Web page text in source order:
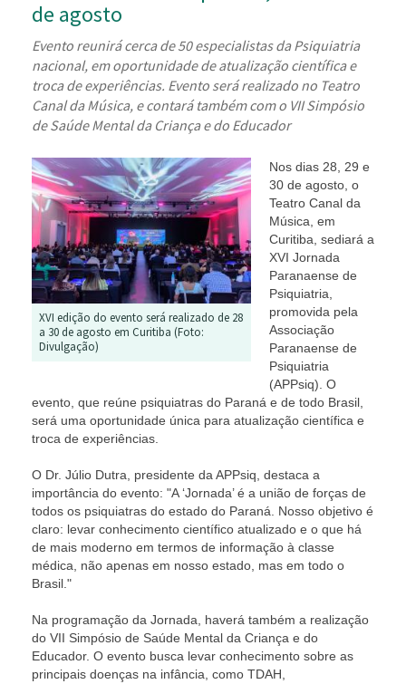
de agosto
Evento reunirá cerca de 50 especialistas da Psiquiatria
nacional, em oportunidade de atualização científica e
troca de experiências. Evento será realizado no Teatro
Canal da Música, e contará também com o VII Simpósio
de Saúde Mental da Criança e do Educador
XVI edição do evento será realizado de 28
a 30 de agosto em Curitiba (Foto:
Divulgação)
Nos dias 28, 29 e
30 de agosto, o
Teatro Canal da
Música, em
Curitiba, sediará a
XVI Jornada
Paranaense de
Psiquiatria,
promovida pela
Associação
Paranaense de
Psiquiatria
(APPsiq). O
evento, que reúne psiquiatras do Paraná e de todo Brasil,
será uma oportunidade única para atualização científica e
troca de experiências.
O Dr. Júlio Dutra, presidente da APPsiq, destaca a
importância do evento: "A ‘Jornada’ é a união de forças de
todos os psiquiatras do estado do Paraná. Nosso objetivo é
claro: levar conhecimento científico atualizado e o que h
de mais moderno em termos de informação à classe
médica, não apenas em nosso estado, mas em todo o
Brasil."
Na programação da Jornada, haverá também a realização
do VII Simpósio de Saúde Mental da Criança e do
Educador. O evento busca levar conhecimento sobre as
principais doenças na infância, como TDAH,